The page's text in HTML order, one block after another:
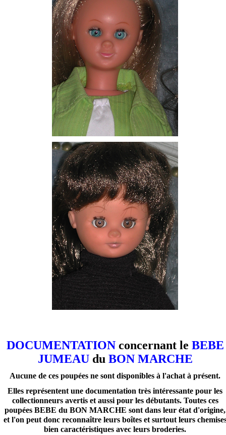
DOCUMENTATIONconcernant le BEBE
JUMEAUdu BON MARCHE
Aucune de ces poupées ne sont disponibles à l'achat à présent.
Elles représentent une documentation très intéressante pour les
collectionneurs avertis et aussi pour les débutants. Toutes ces
poupées BEBE du BON MARCHE sont dans leur état d'origine,
et l'on peut donc reconnaître leurs boîtes et surtout leurs
bien caractéristiques avec leurs broderies.